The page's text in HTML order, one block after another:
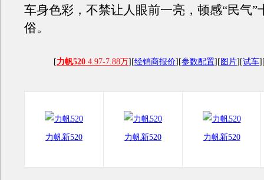
车身色彩，不禁让人眼前一亮，顿感“民气”
俗。
[力帆520 4.97-7.88万][经销商报价][参数配置][ 图片][试车
力帆新520 力帆新520 力帆新520